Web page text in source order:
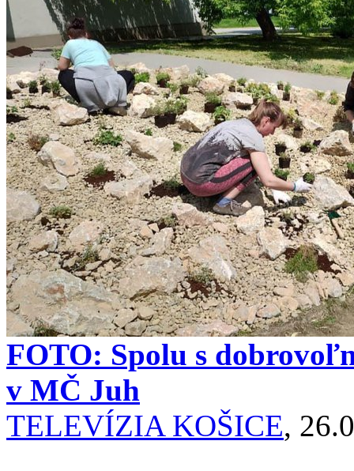
FOTO: Spolu s
v MČ Juh
TELEVÍZIA KOŠICE,